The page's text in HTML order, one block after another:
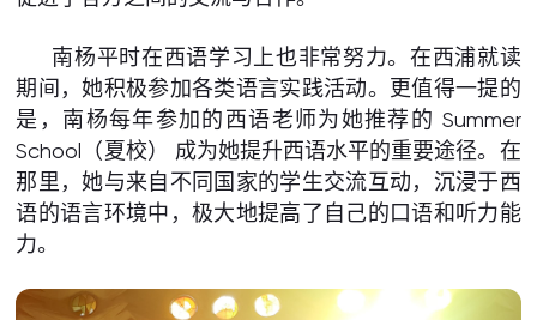
南杨平时在西语学习上也非常努力。在西浦就读
期间，她积极参加各类语言实践活动。更值得一提的
是，南杨每年参加的西语老师为她推荐的 Summer
School（夏校） 成为她提升西语水平的重要途径。在
那里，她与来自不同国家的学生交流互动，沉浸于西
语的语言环境中，极大地提高了自己的口语和听力能
力。